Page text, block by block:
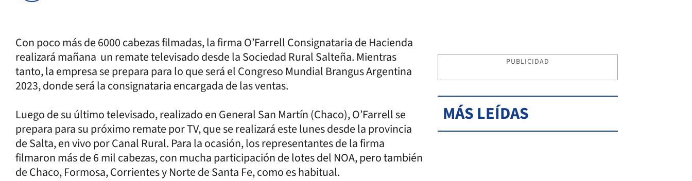
Con poco más de 6000 cabezas filmadas, la firma O’Farrell Consignataria de Hacienda
realizará mañana un remate televisado desde la Sociedad Rural Salteña. Mientras
tanto, la empresa se prepara para lo que será el Congreso Mundial Brangus Argentina
2023, donde será la consignataria encargada de las ventas.
Luego de su último televisado, realizado en General San Martín (Chaco), O’Farrell se
prepara para su próximo remate por TV, que se realizará este lunes desde la provincia
de Salta, en vivo por Canal Rural. Para la ocasión, los representantes de la firma
filmaron más de 6 mil cabezas, con mucha participación de lotes del NOA, pero también
de Chaco, Formosa, Corrientes y Norte de Santa Fe, como es habitual.
PUBLICIDAD
MÁS LEÍDAS